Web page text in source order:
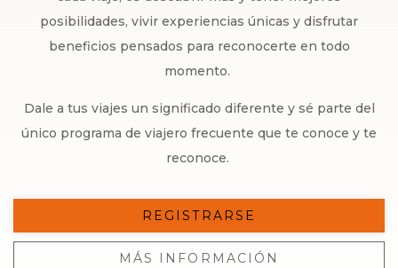
posibilidades, vivir experiencias únicas y disfrutar
beneficios pensados para reconocerte en todo
momento.
Dale a tus viajes un significado diferente y sé parte del
único programa de viajero frecuente que te conoce y te
reconoce.
REGISTRARSE
MÁS INFORMACIÓN